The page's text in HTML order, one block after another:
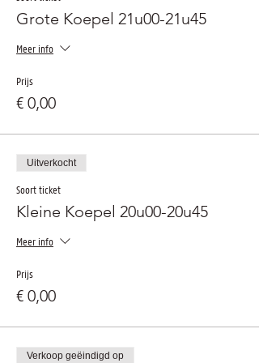
Grote Koepel 21u00-21u45
Meer info
Prijs
€ 0,00
Uitverkocht
Soort ticket
Kleine Koepel 20u00-20u45
Meer info
Prijs
€ 0,00
Verkoop geëindigd op